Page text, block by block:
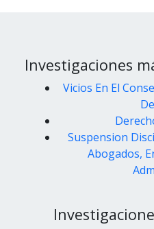
Investigaciones
Vicios En El
Suspension
Abogados,